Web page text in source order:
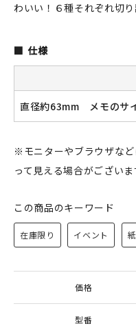
読みもの
イベント・ワークショップ
ギャラリー
新規会員登録
ログイン
わいい！６種それぞれ切り
仕様
直径約63mm メモのサ
※モニターやブラウザな
って見える場合がございま
この商品のキーワード
在庫限り イベント
価格
型番